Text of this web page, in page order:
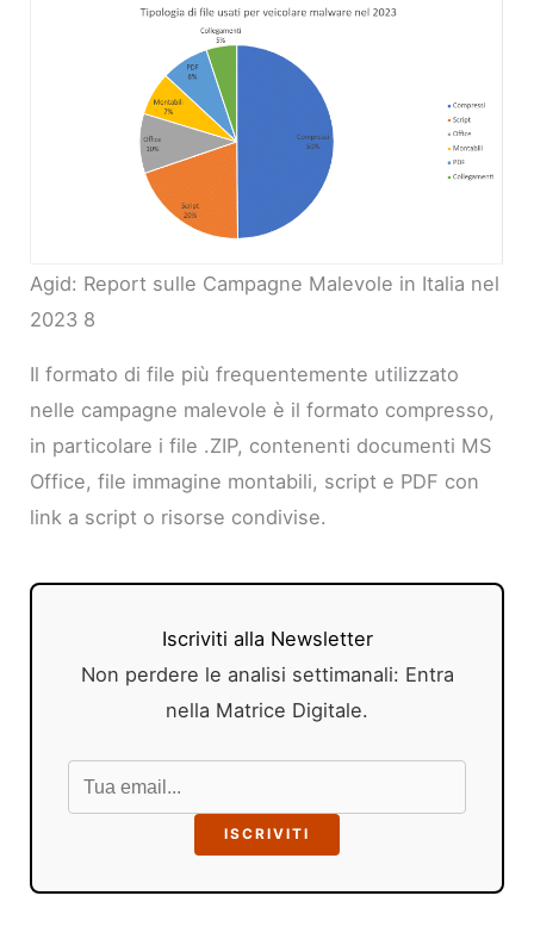
Agid: Report sulle Campagne Malevole in Italia nel
2023 8
Il formato di file più frequentemente utilizzato
nelle campagne malevole è il formato compresso,
in particolare i file .ZIP, contenenti documenti MS
Office, file immagine montabili, script e PDF con
link a script o risorse condivise.
Iscriviti alla Newsletter
Non perdere le analisi settimanali: Entra
nella Matrice Digitale.
ISCRIVITI